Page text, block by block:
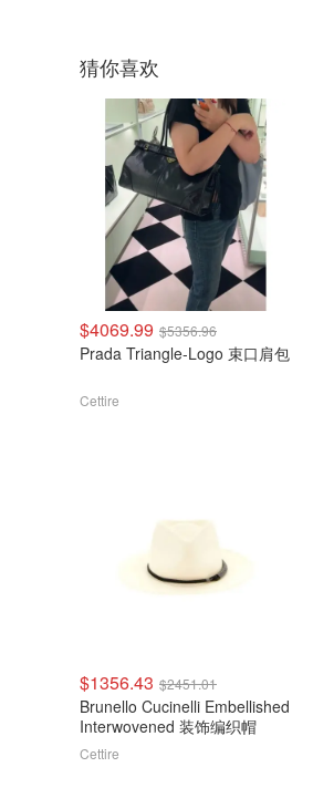
猜你喜欢
$4069.99 $5356.96
Prada Triangle-Logo 束口肩包
Cettire
$1356.43 $2451.01
Brunello Cucinelli Embellished
Interwovened 装饰编织帽
Cettire